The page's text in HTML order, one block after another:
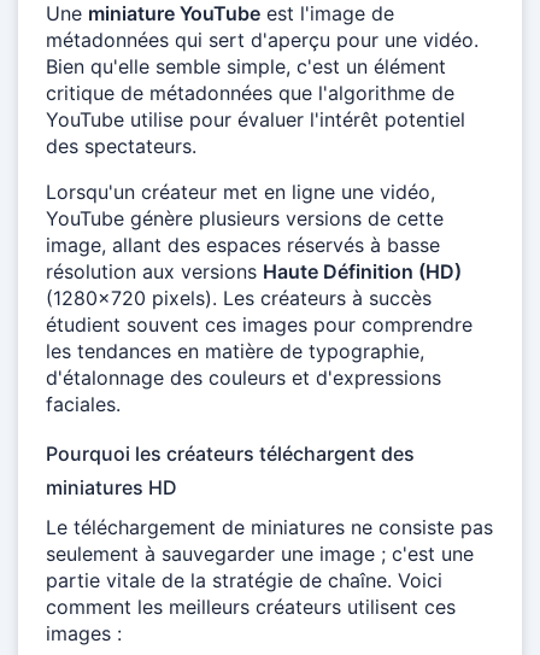
Une miniature YouTube est l'image de
métadonnées qui sert d'aperçu pour une vidéo.
Bien qu'elle semble simple, c'est un élément
critique de métadonnées que l'algorithme de
YouTube utilise pour évaluer l'intérêt potentiel
des spectateurs.
Lorsqu'un créateur met en ligne une vidéo,
YouTube génère plusieurs versions de cette
image, allant des espaces réservés à basse
résolution aux versions Haute Définition (HD)
(1280x720 pixels). Les créateurs à succès
étudient souvent ces images pour comprendre
les tendances en matière de typographie,
d'étalonnage des couleurs et d'expressions
faciales.
Pourquoi les créateurs téléchargent des
miniatures HD
Le téléchargement de miniatures ne consiste pas
seulement à sauvegarder une image ; c'est une
partie vitale de la stratégie de chaîne. Voici
comment les meilleurs créateurs utilisent ces
images :